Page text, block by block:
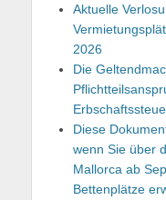
Aktuelle
2026
Die
Diese
wenn Sie über
Mallorca ab
Bettenplätze